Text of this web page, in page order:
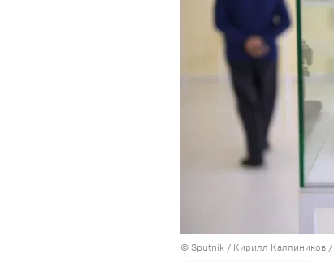
© Sputnik / Кирилл Каллиников /